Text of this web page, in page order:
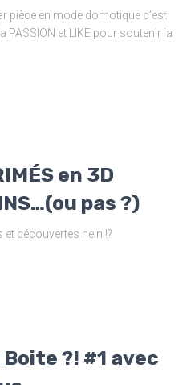
pièce en mode domotique c’est
PASSION et LIKE pour soutenir la
en 3D
pas ?)
et découvertes hein !?
Boite ?! #1 avec